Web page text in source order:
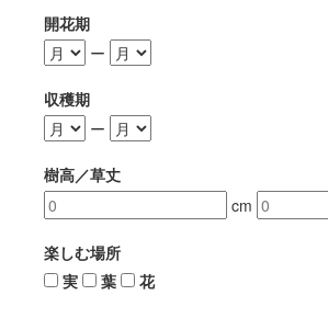
開花期
ー
収穫期
ー
樹高／草丈
cm
楽しむ場所
実
葉 花